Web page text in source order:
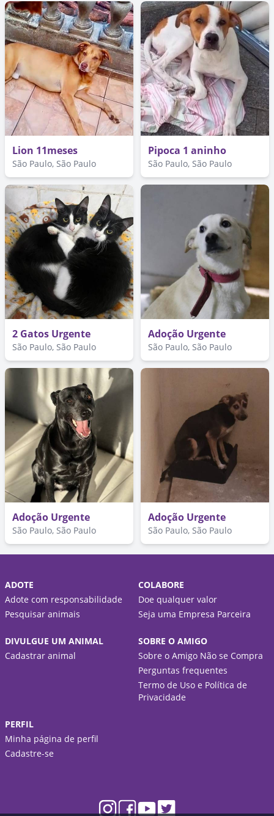
Lion 11meses
São Paulo, São Paulo
Pipoca 1 aninho
São Paulo, São Paulo
2 Gatos Urgente
São Paulo, São Paulo
Adoção Urgente
São Paulo, São Paulo
Adoção Urgente
São Paulo, São Paulo
Adoção Urgente
São Paulo, São Paulo
ADOTE
Adote com responsabilidade
Pesquisar animais
COLABORE
Doe qualquer valor
Seja uma Empresa Parceira
DIVULGUE UM ANIMAL
Cadastrar animal
SOBRE O AMIGO
Sobre o Amigo Não se Compra
Perguntas frequentes
Termo de Uso e Política de
Privacidade
PERFIL
Minha página de perfil
Cadastre-se